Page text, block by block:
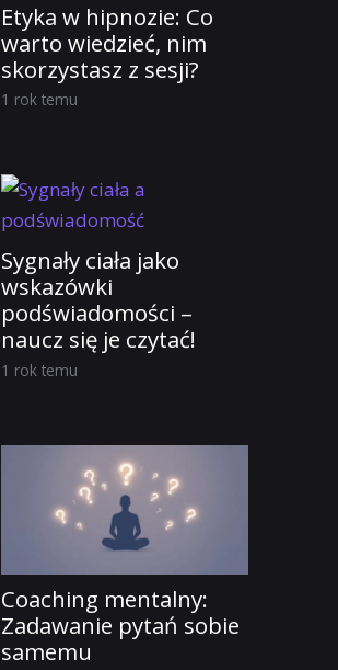
Etyka w hipnozie: Co
warto wiedzieć, nim
skorzystasz z sesji?
1 rok temu
Sygnały ciała jako
wskazówki
podświadomości –
naucz się je czytać!
1 rok temu
Coaching mentalny:
Zadawanie pytań sobie
samemu